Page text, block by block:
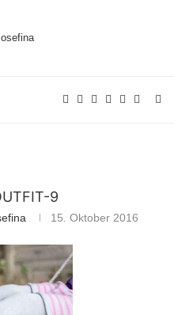
9
15. Oktober 2016